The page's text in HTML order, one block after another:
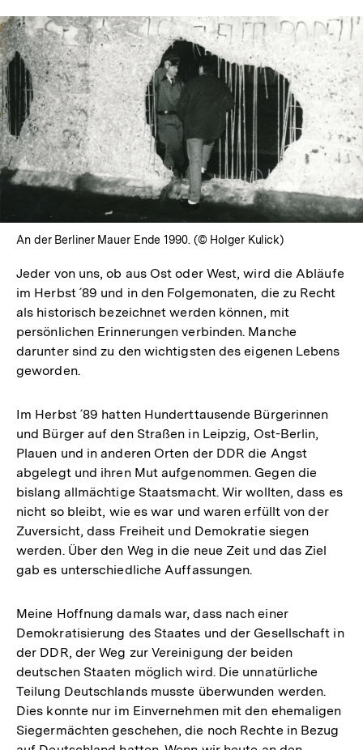
An der Berliner Mauer Ende 1990. (© Holger Kulick)
Jeder von uns, ob aus Ost oder West, wird die Abläufe
im Herbst ´89 und in den Folgemonaten, die zu Recht
als historisch bezeichnet werden können, mit
persönlichen Erinnerungen verbinden. Manche
darunter sind zu den wichtigsten des eigenen Lebens
geworden.
Im Herbst ´89 hatten Hunderttausende Bürgerinnen
und Bürger auf den Straßen in Leipzig, Ost-Berlin,
Plauen und in anderen Orten der DDR die Angst
abgelegt und ihren Mut aufgenommen. Gegen die
bislang allmächtige Staatsmacht. Wir wollten, dass es
nicht so bleibt, wie es war und waren erfüllt von der
Zuversicht, dass Freiheit und Demokratie siegen
werden. Über den Weg in die neue Zeit und das Ziel
gab es unterschiedliche Auffassungen.
Meine Hoffnung damals war, dass nach einer
Demokratisierung des Staates und der Gesellschaft in
der DDR, der Weg zur Vereinigung der beiden
deutschen Staaten möglich wird. Die unnatürliche
Teilung Deutschlands musste überwunden werden.
Dies konnte nur im Einvernehmen mit den ehemaligen
Siegermächten geschehen, die noch Rechte in Bezug